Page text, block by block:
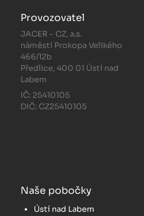
Provozovatel
JACER - CZ, a.s.
náměstí Prokopa Velikého
466/12b
Předlice, 400 01 Ústí nad
Labem
IČ: 25410105
DIČ: CZ25410105
Naše pobočky
Ústí nad Labem